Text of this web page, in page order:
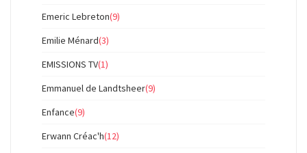
Emeric Lebreton(9)
Emilie Ménard(3)
EMISSIONS TV(1)
Emmanuel de Landtsheer(9)
Enfance(9)
Erwann Créac'h(12)